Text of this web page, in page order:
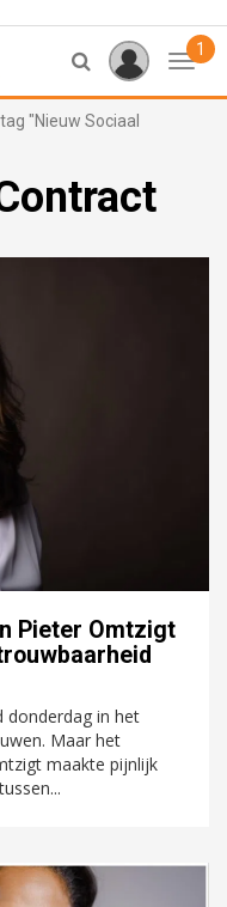
1
"Nieuw Sociaal
Pieter Omtzigt
donderdag in het
Maar het
maakte pijnlijk